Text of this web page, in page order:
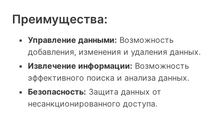
Преимущества:
Управление данными: Возможность
добавления, изменения и удаления данных.
Извлечение информации: Возможность
эффективного поиска и анализа данных.
Безопасность: Защита данных от
несанкционированного доступа.